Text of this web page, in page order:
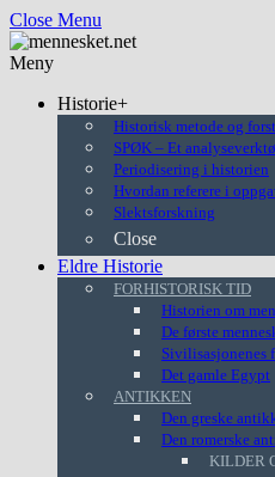
Close Menu
Meny
Historie+
Historisk metode og
SPØK – Et
Periodisering i historien
Hvordan referere i
Slektsforskning
Close
Eldre Historie
FORHISTORISK TID
Historien om
De første
Sivilisasjonenes
Det gamle Egypt
ANTIKKEN
Den greske
Den romerske
KILDER